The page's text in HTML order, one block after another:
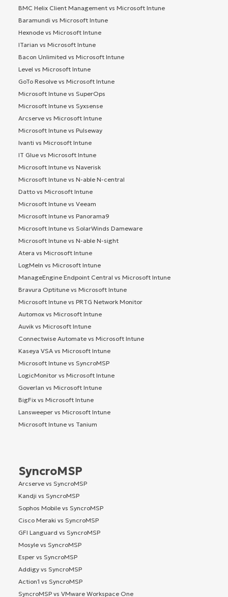
BMC Helix Client Management vs Microsoft Intune
Baramundi vs Microsoft Intune
Hexnode vs Microsoft Intune
ITarian vs Microsoft Intune
Bacon Unlimited vs Microsoft Intune
Level vs Microsoft Intune
GoTo Resolve vs Microsoft Intune
Microsoft Intune vs SuperOps
Microsoft Intune vs Syxsense
Arcserve vs Microsoft Intune
Microsoft Intune vs Pulseway
Ivanti vs Microsoft Intune
IT Glue vs Microsoft Intune
Microsoft Intune vs Naverisk
Microsoft Intune vs N-able N-central
Datto vs Microsoft Intune
Microsoft Intune vs Veeam
Microsoft Intune vs Panorama9
Microsoft Intune vs SolarWinds Dameware
Microsoft Intune vs N-able N-sight
Atera vs Microsoft Intune
LogMeIn vs Microsoft Intune
ManageEngine Endpoint Central vs Microsoft Intune
Bravura Optitune vs Microsoft Intune
Microsoft Intune vs PRTG Network Monitor
Automox vs Microsoft Intune
Auvik vs Microsoft Intune
Connectwise Automate vs Microsoft Intune
Kaseya VSA vs Microsoft Intune
Microsoft Intune vs SyncroMSP
LogicMonitor vs Microsoft Intune
Goverlan vs Microsoft Intune
BigFix vs Microsoft Intune
Lansweeper vs Microsoft Intune
Microsoft Intune vs Tanium
SyncroMSP
Arcserve vs SyncroMSP
Kandji vs SyncroMSP
Sophos Mobile vs SyncroMSP
Cisco Meraki vs SyncroMSP
GFI Languard vs SyncroMSP
Mosyle vs SyncroMSP
Esper vs SyncroMSP
Addigy vs SyncroMSP
Action1 vs SyncroMSP
SyncroMSP vs VMware Workspace One